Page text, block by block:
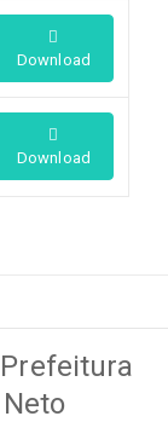
Download
Download